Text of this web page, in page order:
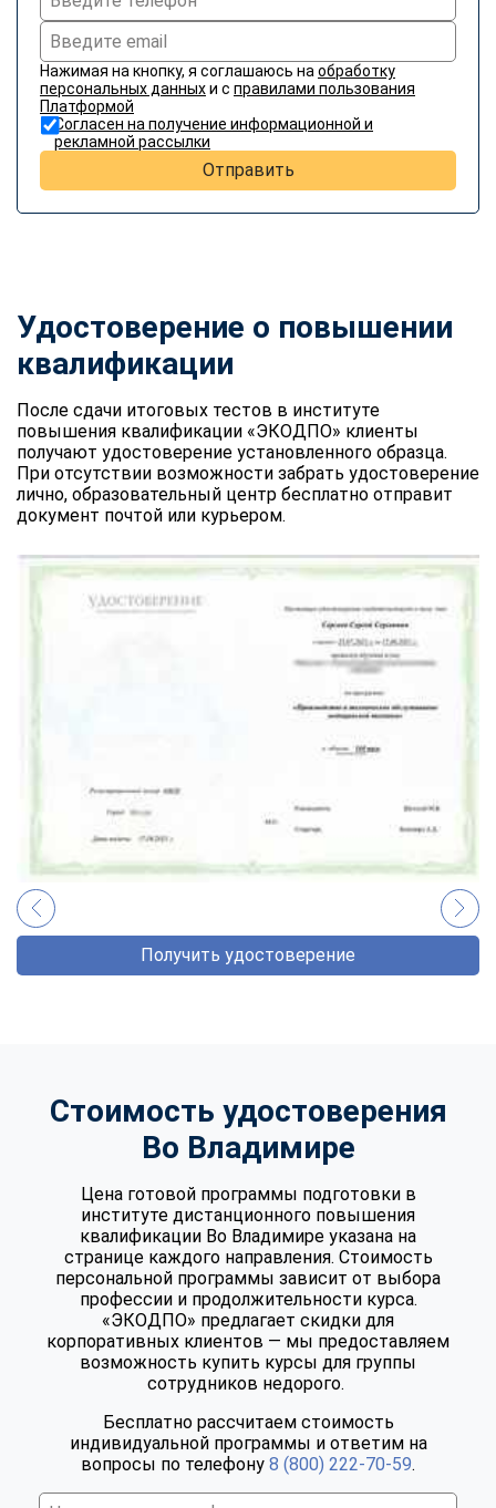
Нажимая на кнопку, я соглашаюсь на обработку
персональных данныхи с правилами пользования
Платформой
Согласен на получение информационной и
рекламной рассылки
Отправить
Удостоверение о повышении
квалификации
После сдачи итоговых тестов в институте
повышения квалификации «ЭКОДПО» клиенты
получают удостоверение установленного образца.
При отсутствии возможности забрать удостоверение
лично, образовательный центр бесплатно отправит
документ почтой или курьером.
Получить удостоверение
Стоимость удостоверения
Во Владимире
Цена готовой программы подготовки в
институте дистанционного повышения
квалификации Во Владимире указана на
странице каждого направления. Стоимость
персональной программы зависит от выбора
профессии и продолжительности курса.
«ЭКОДПО» предлагает скидки для
корпоративных клиентов — мы предоставляем
возможность купить курсы для группы
сотрудников недорого.
Бесплатно рассчитаем стоимость
индивидуальной программы и ответим на
вопросы по телефону 8 (800) 222-70-59.